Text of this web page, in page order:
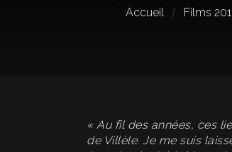
Accueil Films
« Au fil des années, ces
de Villèle. Je me suis